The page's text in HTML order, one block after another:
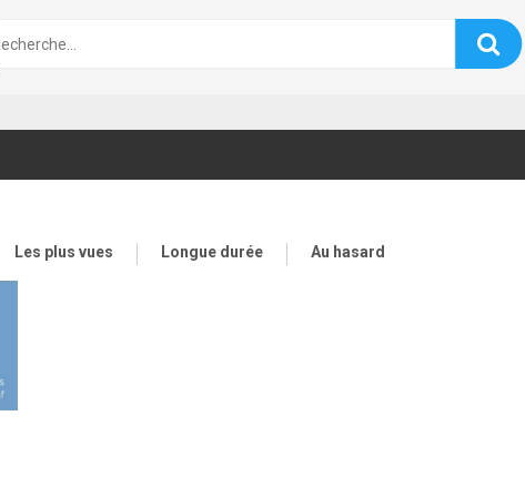
Les plus vues Longue durée Au hasard